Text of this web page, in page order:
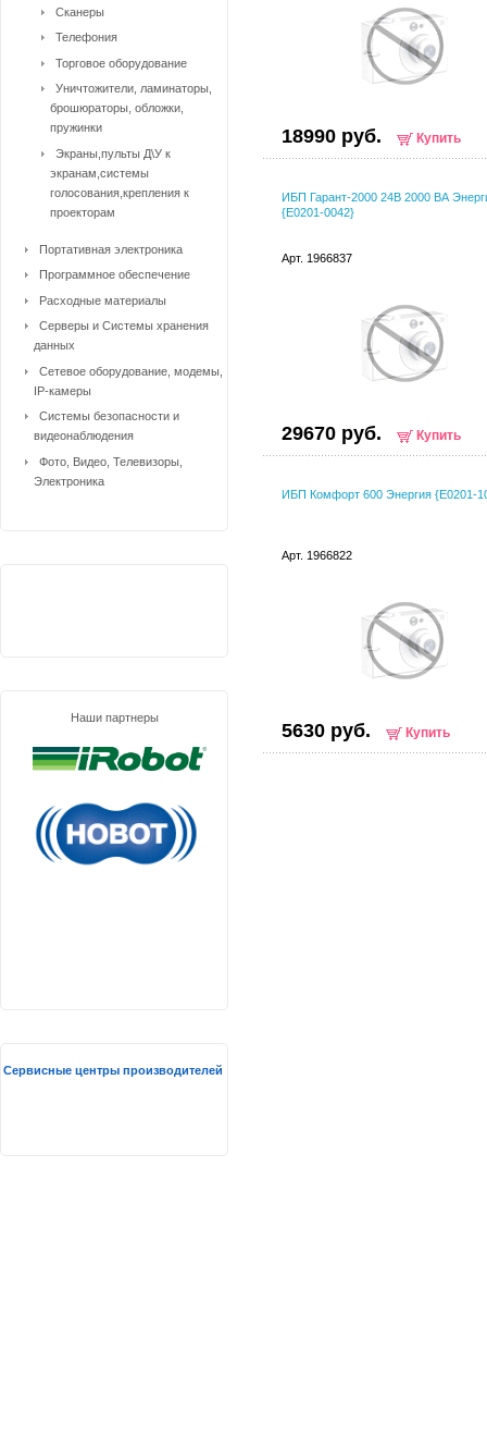
18990 руб. Купить
ИБП Гарант-2000 24В 2000 ВА
{Е0201-0042}
Арт. 1966837
29670 руб. Купить
ИБП Комфорт 600 Энергия {Е0201-
Арт. 1966822
5630 руб. Купить
Сканеры
Телефония
Торговое оборудование
Уничтожители, ламинаторы,
брошюраторы, обложки,
пружинки
Экраны,пульты Д\У к
экранам,системы
голосования,крепления к
проекторам
Портативная электроника
Программное обеспечение
Расходные материалы
Серверы и Системы хранения
данных
Сетевое оборудование, модемы,
IP-камеры
Системы безопасности и
видеонаблюдения
Фото, Видео, Телевизоры,
Электроника
Наши партнеры
Сервисные центры производителей